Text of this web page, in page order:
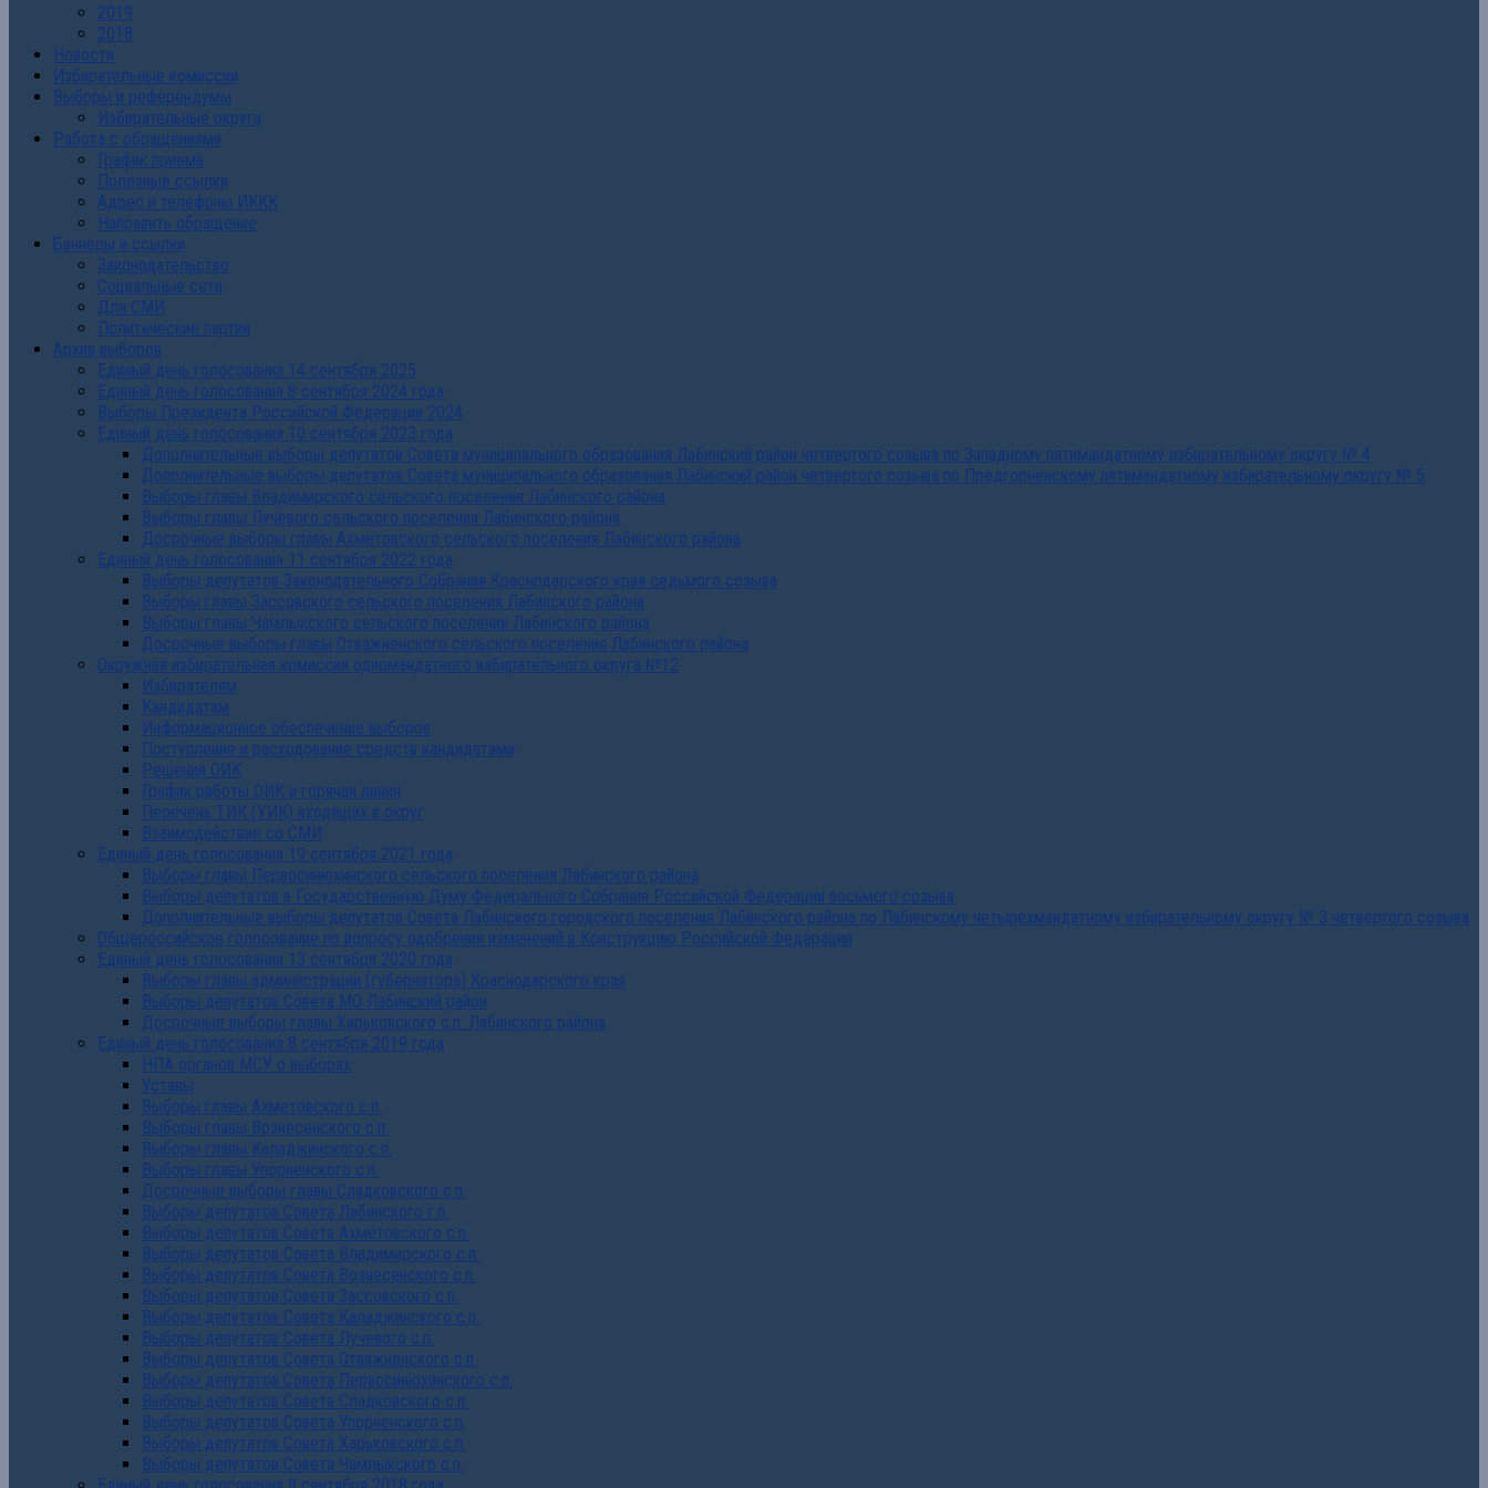
2019
2018
Новости
Избирательные комиссии
Выборы и референдумы
Избирательные округа
Работа с обращениями
График приема
Полезные ссылки
Адрес и телефоны ИККК
Направить обращение
Баннеры и ссылки
Законодательство
Социальные сети
Для СМИ
Политические партии
Архив выборов
Единый день голосования 14 сентября 2025
Единый день голосования 8 сентября 2024 года
Выборы Президента Российской Федерации 2024
Единый день голосования 10 сентября 2023 года
Дополнительные выборы депутатов Совета муниципального образования Лабинский район четвертого созыва по Западному пятимандатному избирательному округу № 4
Дополнительные выборы депутатов Совета муниципального образования Лабинский район четвертого созыва по Предгорненскому пятимандатному избирательному округу № 5
Выборы главы Владимирского сельского поселения Лабинского района
Выборы главы Лучевого сельского поселения Лабинского района
Досрочные выборы главы Ахметовского сельского поселения Лабинского района
Единый день голосования 11 сентября 2022 года
Выборы депутатов Законодательного Собрания Краснодарского края седьмого созыва
Выборы главы Зассовского сельского поселения Лабинского района
Выборы главы Чамлыкского сельского поселения Лабинского района
Досрочные выборы главы Отважненского сельского поселения Лабинского района
Окружная избирательная комиссия одномандатного избирательного округа №12
Избирателям
Кандидатам
Информационное обеспечение выборов
Поступление и расходование средств кандидатами
Решения ОИК
График работы ОИК и горячая линия
Перечень ТИК (УИК) входящих в округ
Взаимодействие со СМИ
Единый день голосования 19 сентября 2021 года
Выборы главы Первосинюхинского сельского поселения Лабинского района
Выборы депутатов в Государственную Думу Федерального Собрания Российской Федерации восьмого созыва
Дополнительные выборы депутатов Совета Лабинского городского поселения Лабинского района по Лабинскому четырехмандатному избирательному округу № 3 четвертого созыва
Общероссийское голосование по вопросу одобрения изменений в Конструкцию Российской Федерации
Единый день голосования 13 сентября 2020 года
Выборы главы администрации (губернатора) Краснодарского края
Выборы депутатов Совета МО Лабинский район
Досрочные выборы главы Харьковского с.п. Лабинского района
Единый день голосования 8 сентября 2019 года
НПА органов МСУ о выборах
Уставы
Выборы главы Ахметовского с.п.
Выборы главы Вознесенского с.п.
Выборы главы Каладжинского с.п.
Выборы главы Упорненского с.п.
Досрочные выборы главы Сладковского с.п.
Выборы депутатов Совета Лабинского г.п.
Выборы депутатов Совета Ахметовского с.п.
Выборы депутатов Совета Владимирского с.п.
Выборы депутатов Совета Вознесенского с.п.
Выборы депутатов Совета Зассовского с.п.
Выборы депутатов Совета Каладжинского с.п.
Выборы депутатов Совета Лучевого с.п.
Выборы депутатов Совета Отважненского с.п.
Выборы депутатов Совета Первосинюхинского с.п.
Выборы депутатов Совета Сладковского с.п.
Выборы депутатов Совета Упорненского с.п.
Выборы депутатов Совета Харьковского с.п.
Выборы депутатов Совета Чамлыкского с.п.